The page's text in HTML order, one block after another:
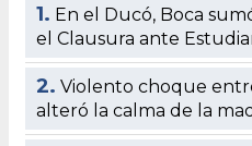
1. En el Ducó, Boca
el Clausura ante
2. Violento choque
alteró la calma de la